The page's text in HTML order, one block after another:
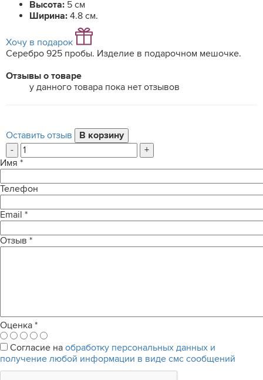
Высота: 5 см
Ширина: 4.8 см.
Хочу в подарок
Серебро 925 пробы. Изделие в подарочном мешочке.
Отзывы о товаре
у данного товара пока нет отзывов
Оставить отзыв
-
+
Имя *
Телефон
Email *
Отзыв *
Оценка *
Согласие на обработку персональных данных и
получение любой информации в виде смс сообщений